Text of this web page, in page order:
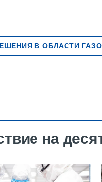
В ОБЛАСТИ
на